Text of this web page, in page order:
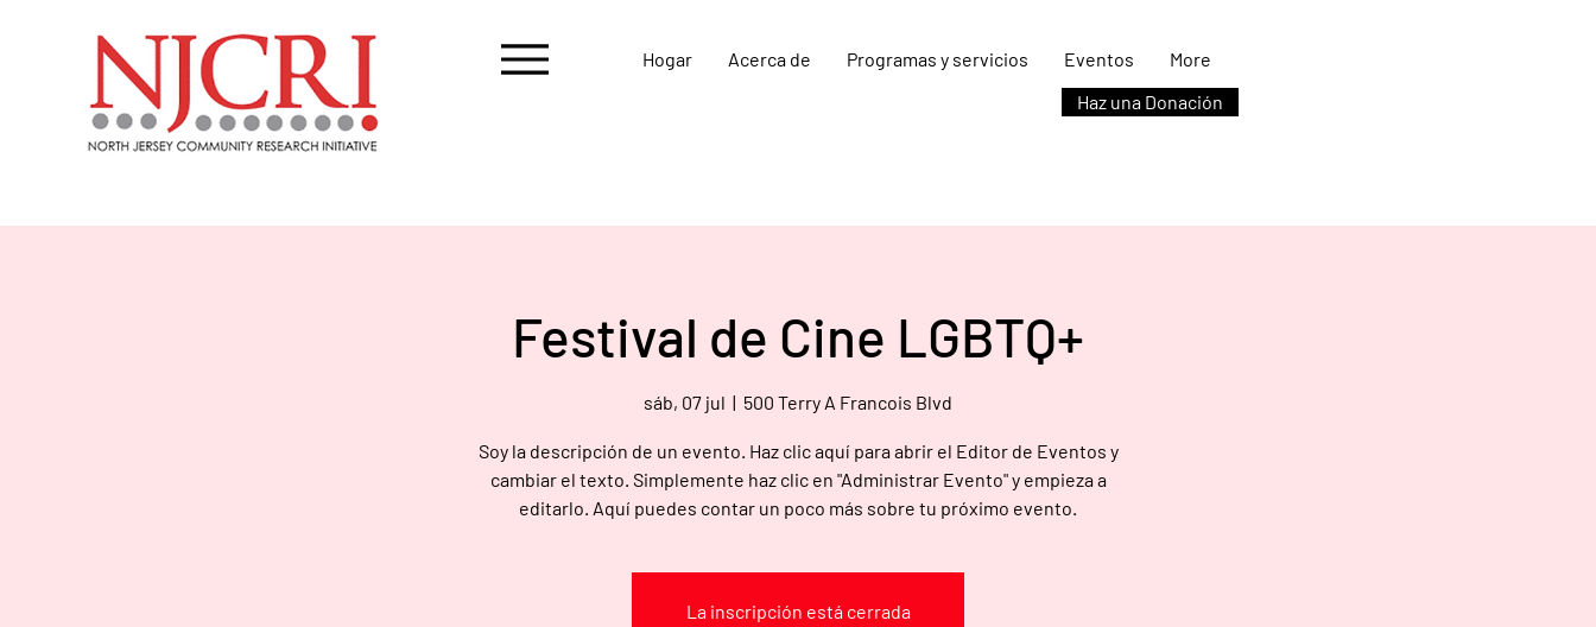
Hogar Acerca de Programas y servicios Eventos
More
Haz una Donación
Festival de Cine LGBTQ+
sáb, 07 jul
  |
500 Terry A Francois Blvd
Soy la descripción de un evento. Haz clic aquí para abrir el Editor de Eventos y
cambiar el texto. Simplemente haz clic en "Administrar Evento" y empieza a
editarlo. Aquí puedes contar un poco más sobre tu próximo evento.
La inscripción está cerrada